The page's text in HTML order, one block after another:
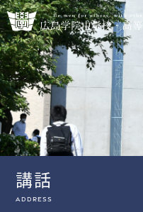
講話
Address